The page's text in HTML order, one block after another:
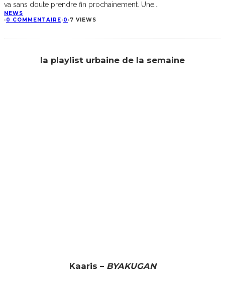
va sans doute prendre fin prochainement. Une
NEWS
·0 COMMENTAIRE·0 ·7 VIEWS
la playlist urbaine de la semaine
Kaaris – BYAKUGAN